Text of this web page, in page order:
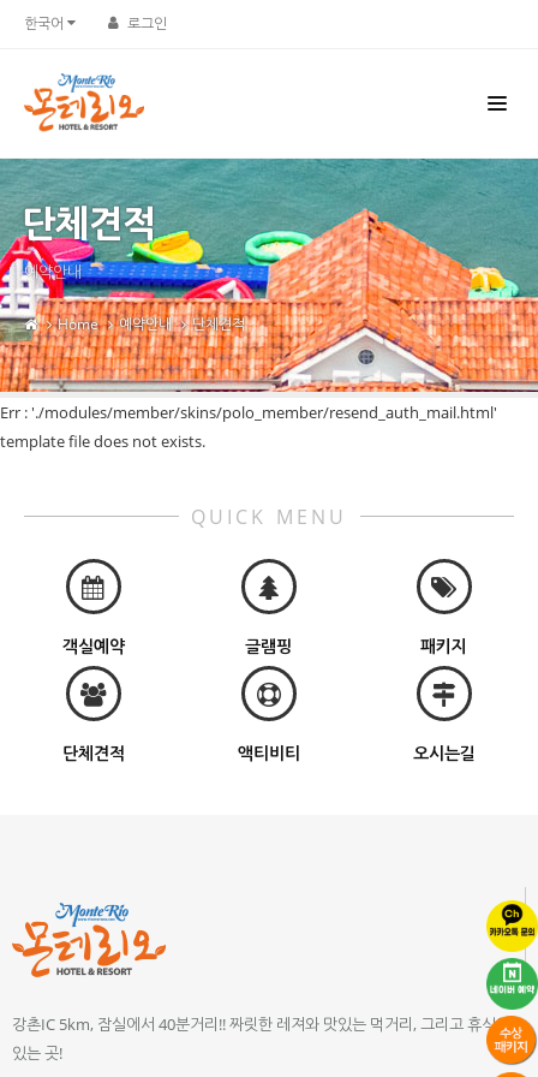
한국어 로그인
단체견적
예약안내
Home 예약안내 단체견적
Err : './modules/member/skins/polo_member/resend_auth_mail.html'
template file does not exists.
QUICK MENU
객실예약 글램핑 패키지
단체견적 액티비티 오시는길
강촌IC 5km, 잠실에서 40분거리!! 짜릿한 레져와 맛있는 먹거리, 그리고 휴식이
있는 곳!